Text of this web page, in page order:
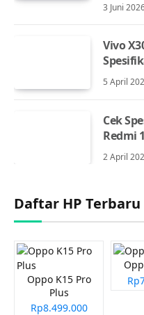
3 Juni
Vivo
5 April
Cek
Redmi
2 April
Daftar HP Terbaru
Oppo K15 Pro
Plus
Rp8.499.000